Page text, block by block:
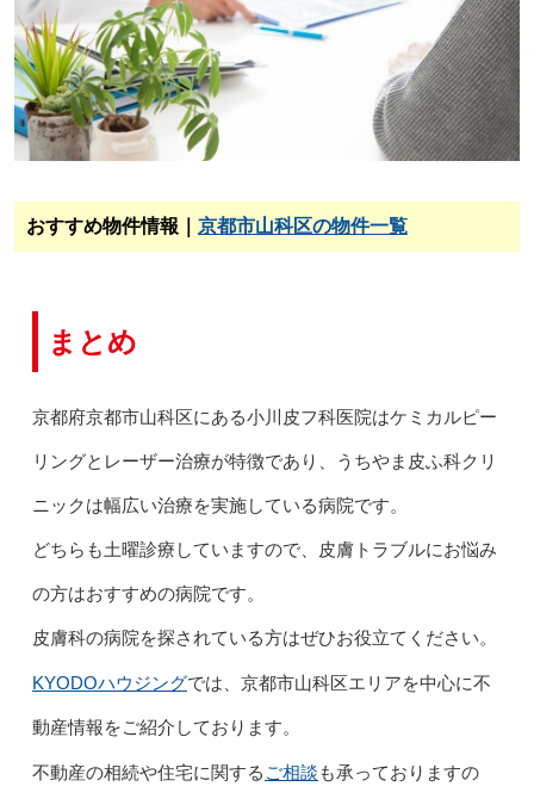
おすすめ物件情報｜ 京都市山科区の物件一覧
まとめ
京都府京都市山科区にある小川皮フ科医院はケミカルピー
リングとレーザー治療が特徴であり、うちやま皮ふ科クリ
ニックは幅広い治療を実施している病院です。
どちらも土曜診療していますので、皮膚トラブルにお悩み
の方はおすすめの病院です。
皮膚科の病院を探されている方はぜひお役立てください。
KYODOハウジングでは、京都市山科区エリアを中心に不
動産情報をご紹介しております。
不動産の相続や住宅に関する ご相談 も承っておりますの